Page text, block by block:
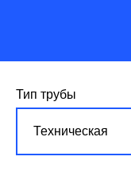
Тип трубы